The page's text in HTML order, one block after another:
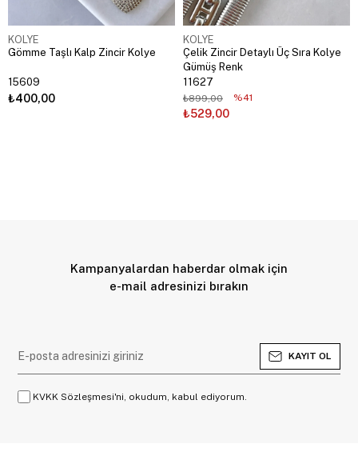
KOLYE
Gömme Taşlı Kalp Zincir Kolye
15609
₺400,00
KOLYE
Çelik Zincir Detaylı Üç Sıra Kolye
Gümüş Renk
11627
₺529,00
₺899,00 %41
Kampanyalardan haberdar olmak için
e-mail adresinizi bırakın
KAYIT OL
KVKK Sözleşmesi'ni, okudum, kabul ediyorum.